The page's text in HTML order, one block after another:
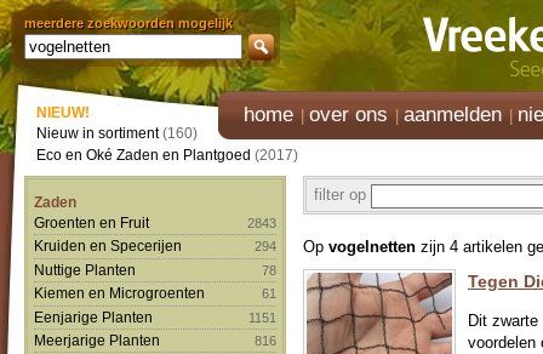
meerdere zoekwoorden mogelijk
home over ons aanmelden
NIEUW!
Nieuw in sortiment(160)
Eco en Oké Zaden en Plantgoed (2017)
Zaden
Groenten en Fruit
2843
Kruiden en Specerijen 294
Nuttige Planten 78
Kiemen en Microgroenten 61
Eenjarige Planten 1151
Meerjarige Planten 816
filter op
Op vogelnetten zijn 4 artikelen
Tegen
Dit
voordelen